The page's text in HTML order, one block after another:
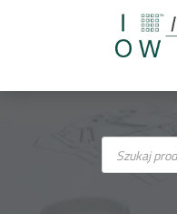
Wyszukiwarka
produktów